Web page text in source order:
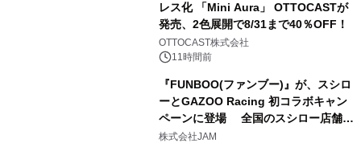
レス化 「Mini Aura」 OTTOCASTが
発売、2色展開で8/31まで40％OFF！
OTTOCAST株式会社
11時間前
『FUNBOO(ファンブー)』が、スシロ
ーとGAZOO Racing 初コラボキャン
ペーンに登場 全国のスシロー店舗で
GR 4車種の FUNBOO(ミニカー)付き
株式会社JAM